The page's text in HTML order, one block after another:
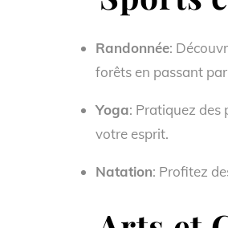
Randonnée:
forêts en passant
Yoga: Pratiquez des
votre esprit.
Natation: Profitez